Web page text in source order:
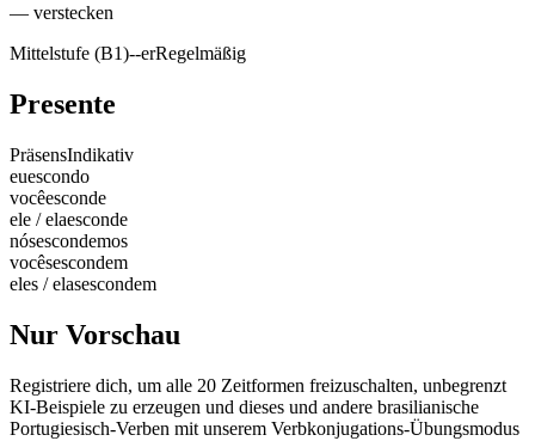
— verstecken
Mittelstufe (B1)--erRegelmäßig
Presente
PräsensIndikativ
euescondo
vocêesconde
ele / elaesconde
nósescondemos
vocêsescondem
eles / elasescondem
Nur Vorschau
Registriere dich, um alle 20 Zeitformen freizuschalten, unbegrenzt
KI-Beispiele zu erzeugen und dieses und andere brasilianische
Portugiesisch-Verben mit unserem Verbkonjugations-Übungsmodus